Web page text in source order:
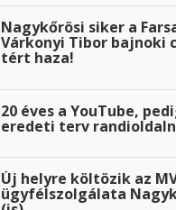
Nagykőrösi siker a
Várkonyi Tibor bajnoki
tért haza!
20 éves a YouTube,
eredeti terv
Új helyre költözik az
ügyfélszolgálata